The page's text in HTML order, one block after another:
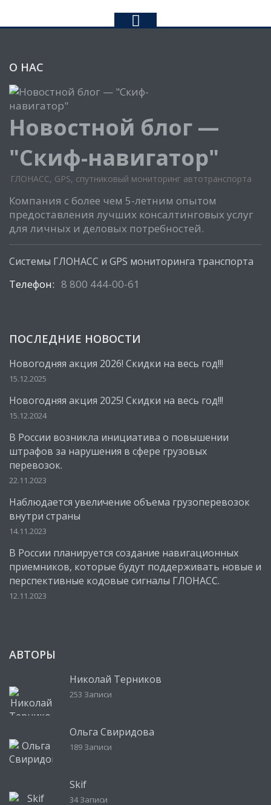
О НАС
Новостной блог —
"Скиф-навигатор"
ГЛОНАСС, GPS, спутниковый мониторинг автотранспорта
Компания с более чем 5-летним опытом
предоставления лучших консалтинговых услуг
для личных и деловых потребностей.
Системы ГЛОНАСС и GPS мониторинга транспорта
Телефон: 8 800 444-00-61
ПОСЛЕДНИЕ НОВОСТИ
Новогодняя акция 2026! Скидки на весь год!!!
15.12.2025
Новогодняя акция 2025! Скидки на весь год!!!
15.12.2024
В России возникла инициатива о повышении
штрафов за нарушения в сфере грузовых
перевозок.
22.11.2023
Наблюдается увеличение объема грузоперевозок
внутри страны
14.11.2023
В России планируется создание навигационных
приемников, которые будут поддерживать новые и
перспективные кодовые сигналы ГЛОНАСС.
12.11.2023
АВТОРЫ
Николай Терников
253 Записи
Ольга Свиридова
189 Записи
Skif
34 Записи